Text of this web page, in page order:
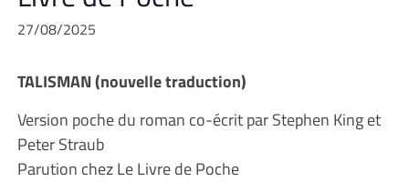
27/08/2025
TALISMAN (nouvelle traduction)
Version poche du roman co-écrit par Stephen King et
Peter Straub
Parution chez Le Livre de Poche